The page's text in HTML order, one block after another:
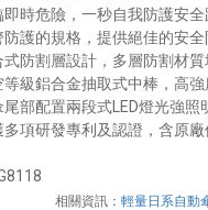
即時危險，一秒自我防護安全
防護的規格，提供絕佳的安全
式防割層設計，多層防割材質
等級鋁合金抽取式中棒，高
尾部配置兩段式LED燈光強照
多項研發專利及認證，含原
相關資訊： 輕量日系自動